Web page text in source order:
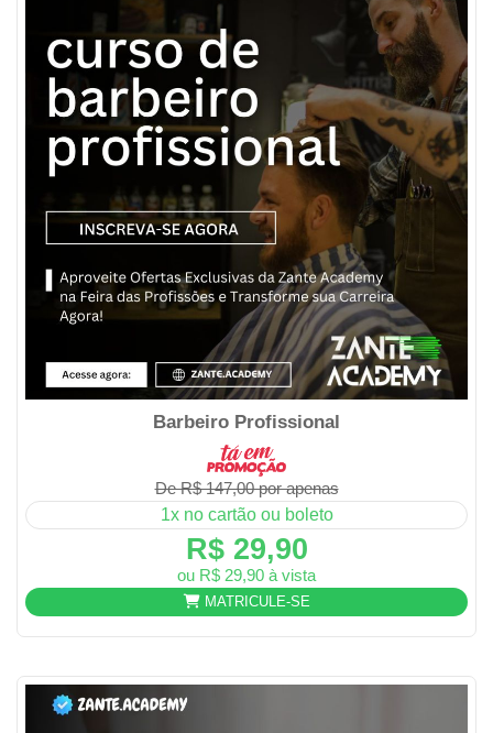
Barbeiro Profissional
De R$ 147,00 por apenas
1x no cartão ou boleto
R$ 29,90
ou R$ 29,90 à vista
MATRICULE-SE